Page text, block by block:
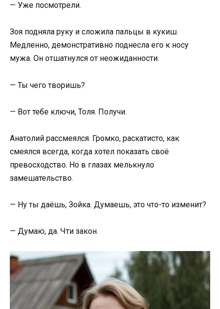
— Уже посмотрели.
Зоя подняла руку и сложила пальцы в кукиш.
Медленно, демонстративно поднесла его к носу
мужа. Он отшатнулся от неожиданности.
— Ты чего творишь?
— Вот тебе ключи, Толя. Получи.
Анатолий рассмеялся. Громко, раскатисто, как
смеялся всегда, когда хотел показать своё
превосходство. Но в глазах мелькнуло
замешательство.
— Ну ты даёшь, Зойка. Думаешь, это что-то изменит?
— Думаю, да. Чти закон.